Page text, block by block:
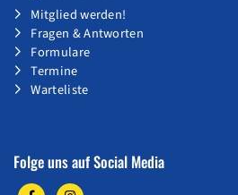
Mitglied werden!
Fragen & Antworten
Formulare
Termine
Warteliste
Folge uns auf Social Media